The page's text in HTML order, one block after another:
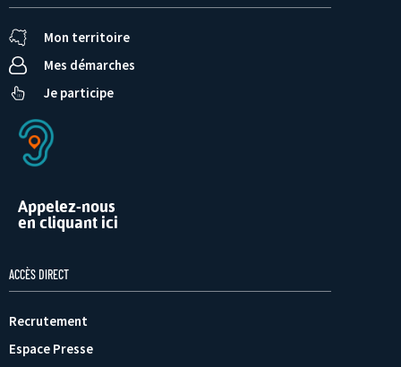
Mon territoire
Mes démarches
Je participe
Appelez-nous
en cliquant ici
ACCÈS DIRECT
Recrutement
Espace Presse